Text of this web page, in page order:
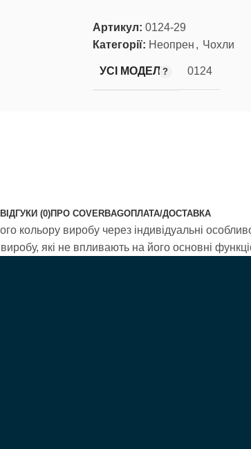
Артикул: 0124-29
Категорії: Неопрен , Чохли
УСІ МОДЕЛІ 0124
ВІДГУКИ (0)ПРО COVERBAGОПЛАТА/ДОСТАВКА
кольору виробу через індивідуальні
які не впливають на його основні